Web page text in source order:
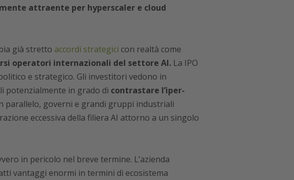
attraente per hyperscaler e cloud
già stretto accordi strategici con realtà come
operatori internazionali del settore AI.La IPO
e strategico. Gli investitori vedono in
potenzialmente in grado di contrastare l’iper-
parallelo, governi e grandi gruppi industriali
eccessiva della filiera AI attorno a un singolo
in pericolo nel breve termine. L’azienda
vantaggi enormi in termini di ecosistema